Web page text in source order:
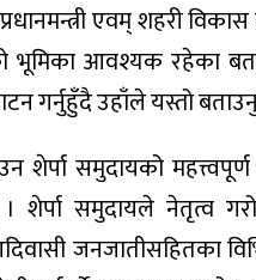
एवम् शहरी
भूमिका आवश्यक रहेका
गर्नुहुँदै उहाँले यस्तो
शेर्पा समुदायको
समुदायले नेतृत्व गरोस्
जनजातीसहितका